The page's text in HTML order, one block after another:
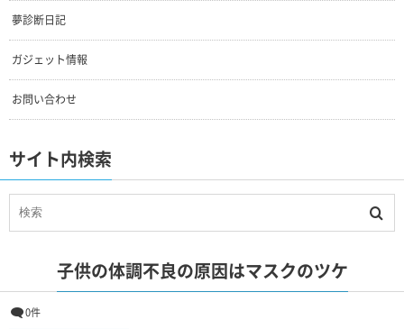
夢診断日記
ガジェット情報
お問い合わせ
サイト内検索
子供の体調不良の原因はマスクのツケ
0件